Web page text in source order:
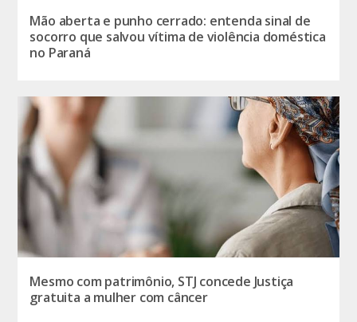
Mão aberta e punho cerrado: entenda sinal de
socorro que salvou vítima de violência doméstica
no Paraná
Mesmo com patrimônio, STJ concede Justiça
gratuita a mulher com câncer